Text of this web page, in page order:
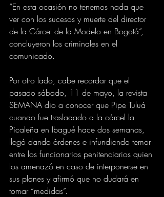
“En esta ocasión no tenemos nada que
ver con los sucesos y muerte del director
de la Cárcel de la Modelo en Bogotá”,
concluyeron los criminales en el
comunicado.
Por otro lado, cabe recordar que el
pasado sábado, 11 de mayo, la revista
SEMANA dio a conocer que Pipe Tuluá
cuando fue trasladado a la cárcel la
Picaleña en Ibagué hace dos semanas,
llegó dando órdenes e infundiendo temor
entre los funcionarios penitenciarios quien
los amenazó en caso de interponerse en
sus planes y afirmó que no dudará en
tomar “medidas”.